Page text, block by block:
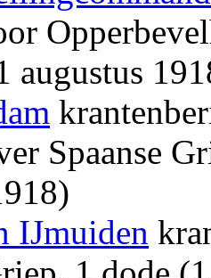
augustus
Spaanse
IJmuiden